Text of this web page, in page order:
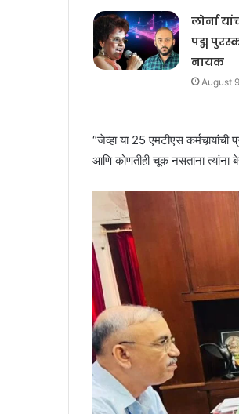
लोर्ना
पद्म
नायक
August
“जेव्हा या 25 एमटीएस
आणि कोणतीही चूक नसताना